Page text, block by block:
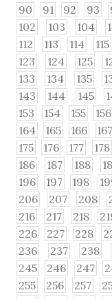
90
91 92 93
102
103 104
112
113 114 115
123
124 125
133
134 135
143
144 145
153
154 155 156
164
165 166 167
175
176 177 178
186
187 188
196
197 198
206
207 208
216
217 218
226
227 228
236
237 238
245
246 247
255
256 257